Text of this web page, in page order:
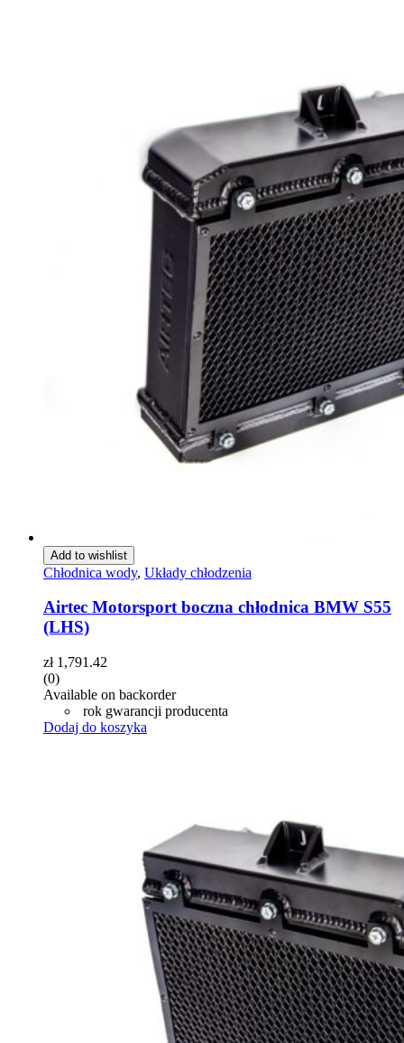
Add to wishlist
Chłodnica wody, Układy chłodzenia
Airtec Motorsport boczna chłodnica BMW S55
(LHS)
zł1,791.42
(0)
Available on backorder
rok gwarancji producenta
Dodaj do koszyka